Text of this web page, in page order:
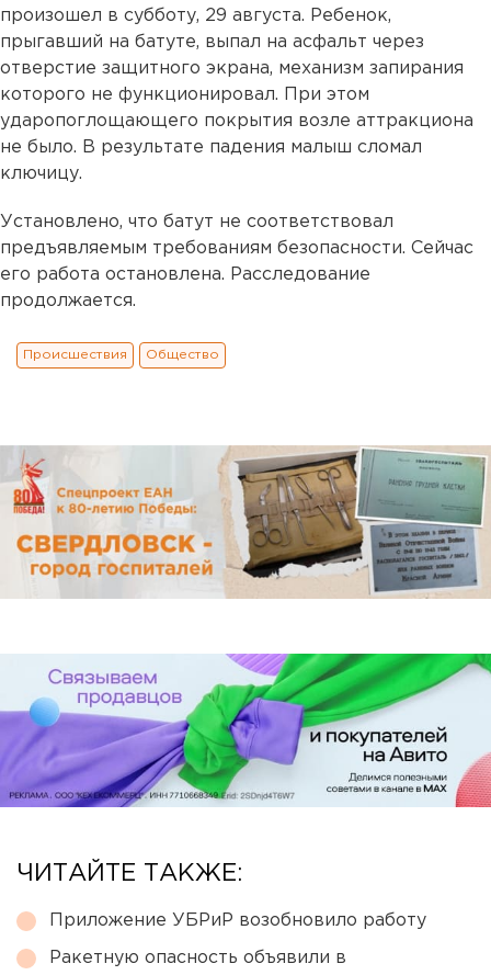
произошел в субботу, 29 августа. Ребенок,
прыгавший на батуте, выпал на асфальт через
отверстие защитного экрана, механизм запирания
которого не функционировал. При этом
ударопоглощающего покрытия возле аттракциона
не было. В результате падения малыш сломал
ключицу.
Установлено, что батут не соответствовал
предъявляемым требованиям безопасности. Сейчас
его работа остановлена. Расследование
продолжается.
Происшествия Общество
ЧИТАЙТЕ ТАКЖЕ:
Приложение УБРиР возобновило работу
Ракетную опасность объявили в